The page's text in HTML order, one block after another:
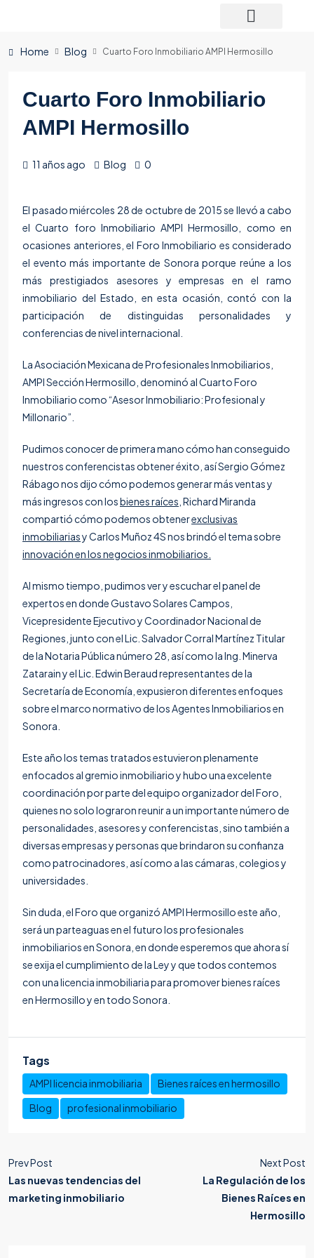
Home Blog Cuarto Foro Inmobiliario AMPI Hermosillo
Cuarto Foro Inmobiliario
AMPI Hermosillo
11 años ago Blog 0
El pasado miércoles 28 de octubre de 2015 se llevó a cabo
el Cuarto foro InmobiliarioAMPI Hermosillo,
como en
ocasiones anteriores, el Foro Inmobiliario es considerado
el evento más importante de Sonora porque reúne a los
más prestigiados asesores y empresas en el ramo
inmobiliario del Estado, en esta ocasión, contó con la
participación de distinguidas personalidades y
conferencias de nivel internacional.
La Asociación Mexicana de Profesionales Inmobiliarios,
AMPI Sección Hermosillo, denominó al Cuarto Foro
Inmobiliario como “Asesor Inmobiliario: Profesional y
Millonario”.
Pudimos conocer de primera mano cómo han conseguido
nuestros conferencistas obtener éxito, asíSergio Gómez
Rábagonos dijo cómo podemos generar más ventas y
más ingresos con losbienes raíces, Richard Miranda
compartió cómo podemos obtenerexclusivas
inmobiliariasyCarlos Muñoz 4Snos brindó el tema sobre
innovación en los negocios inmobiliarios.
Al mismo tiempo, pudimos ver y escuchar el panel de
expertos en donde Gustavo Solares Campos,
Vicepresidente Ejecutivo y Coordinador Nacional de
Regiones, junto con el Lic. Salvador Corral Martínez Titular
de laNotaria Pública número 28 , así como la Ing. Minerva
Zatarain y el Lic. Edwin Beraud representantes de la
Secretaría de Economía, expusieron diferentes enfoques
sobre el marco normativo de los Agentes Inmobiliarios en
Sonora.
Este año los temas tratados estuvieron plenamente
enfocados al gremio inmobiliario y hubo una excelente
coordinación por parte del equipo organizador del Foro,
quienes no solo lograron reunir a un importante número de
personalidades, asesores y conferencistas, sino también a
diversas empresas y personas que brindaron su confianza
como patrocinadores, así como a las cámaras, colegios y
universidades.
Sin duda, el Foro que organizó AMPI Hermosillo este año,
será un parteaguas en el futuro los profesionales
inmobiliarios en Sonora, en donde esperemos que ahora sí
se exija el cumplimiento de la Ley y que todos contemos
con una licencia inmobiliaria para promoverbienes raíces
en Hermosilloy en todo Sonora.
Tags
AMPI licencia inmobiliaria
Bienes raíces en hermosillo
Blog
profesional inmobiliario
Prev Post
Las nuevas tendencias del
marketing inmobiliario
Next Post
La Regulación de los
Bienes Raíces en
Hermosillo